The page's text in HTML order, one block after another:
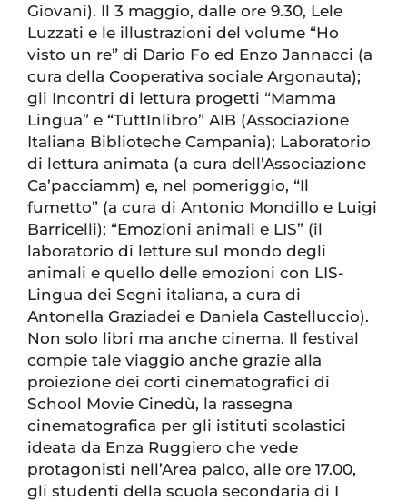
Giovani). Il 3 maggio, dalle ore 9.30, Lele
Luzzati e le illustrazioni del volume “Ho
visto un re” di Dario Fo ed Enzo Jannacci (a
cura della Cooperativa sociale Argonauta);
gli Incontri di lettura progetti “Mamma
Lingua” e “TuttInlibro” AIB (Associazione
Italiana Biblioteche Campania); Laboratorio
di lettura animata (a cura dell’Associazione
Ca’pacciamm) e, nel pomeriggio, “Il
fumetto” (a cura di Antonio Mondillo e Luigi
Barricelli); “Emozioni animali e LIS” (il
laboratorio di letture sul mondo degli
animali e quello delle emozioni con LIS-
Lingua dei Segni italiana, a cura di
Antonella Graziadei e Daniela Castelluccio).
Non solo libri ma anche cinema. Il festival
compie tale viaggio anche grazie alla
proiezione dei corti cinematografici di
School Movie Cinedù, la rassegna
cinematografica per gli istituti scolastici
ideata da Enza Ruggiero che vede
protagonisti nell’Area palco, alle ore 17.00,
gli studenti della scuola secondaria di I